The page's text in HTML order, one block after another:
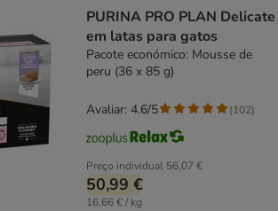
PURINA PRO PLAN Delicate
em latas para gatos
Pacote económico: Mousse de
peru (36 x 85 g)
Preço individual 56,07 €
50,99 €
16,66 € / kg
Avaliar: 4.6/5 (102)